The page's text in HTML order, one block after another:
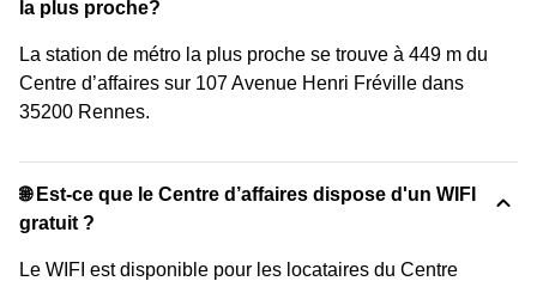
la plus proche?
La station de métro la plus proche se trouve à 449 m du
Centre d’affaires sur 107 Avenue Henri Fréville dans
35200 Rennes.
🌐 Est-ce que le Centre d’affaires dispose d'un WIFI
gratuit ?
Le WIFI est disponible pour les locataires du Centre